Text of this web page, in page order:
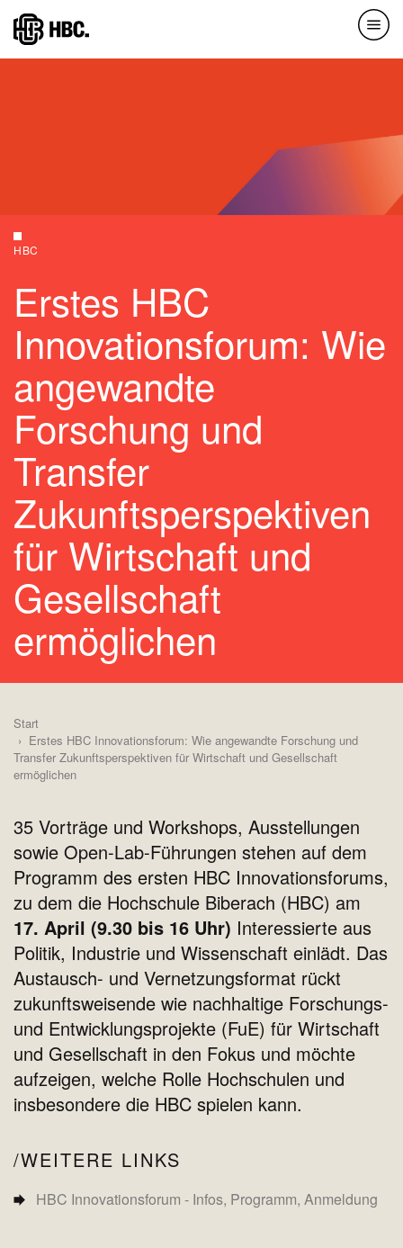
Direkt
zum
Inhalt
HBC
Erstes HBC
Innovationsforum: Wie
angewandte
Forschung und
Transfer
Zukunftsperspektiven
für Wirtschaft und
Gesellschaft
ermöglichen
Start
Erstes HBC Innovationsforum: Wie angewandte Forschung und
Transfer Zukunftsperspektiven für Wirtschaft und Gesellschaft
ermöglichen
35 Vorträge und Workshops, Ausstellungen
sowie Open-Lab-Führungen stehen auf dem
Programm des ersten HBC Innovationsforums,
zu dem die Hochschule Biberach (HBC) am
17. April (9.30 bis 16 Uhr) Interessierte aus
Politik, Industrie und Wissenschaft einlädt. Das
Austausch- und Vernetzungsformat rückt
zukunftsweisende wie nachhaltige Forschungs-
und Entwicklungsprojekte (FuE) für Wirtschaft
und Gesellschaft in den Fokus und möchte
aufzeigen, welche Rolle Hochschulen und
insbesondere die HBC spielen kann.
WEITERE LINKS
HBC Innovationsforum - Infos, Programm, Anmeldung